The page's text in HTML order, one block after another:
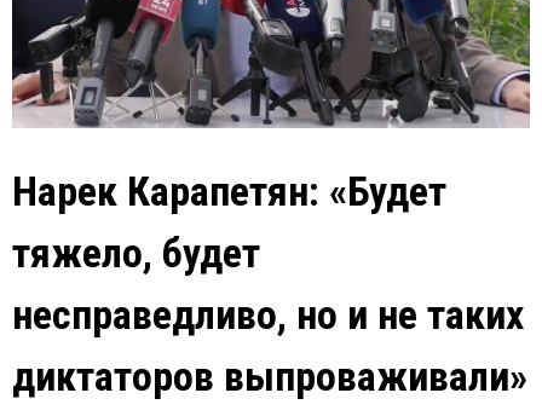
Нарек Карапетян: «Будет
тяжело, будет
несправедливо, но и не таких
диктаторов выпроваживали»